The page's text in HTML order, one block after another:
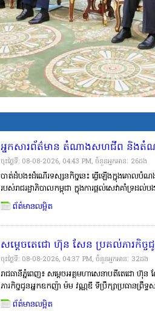
អ្នកសារព័ត៌មាន តំណាងសហជីព និងតំណ
នៅវិទ្យាស្ថានបច្ចេកវិទ្យាបាត់ដំបង ដើ
ជំនាញពីមុនរបស់បងប្អូនអតីតពលករ
ចុះថ្ងៃទី: 08-08-2026, 04:43 PM, ចំនួនអ្នកអានៈ​ 26ដង
បាត់ដំបង៖ដំណើរទស្សនកិច្ចនេះ ធ្វើឡើងក្នុងគោលបំ
របស់រាជរដ្ឋាភិបាលកម្ពុជា ក្នុងការផ្តល់សេវាគាំទ្រដ
ជំនាញពីមុន (RPL) ការផ្តល់ការបណ្តុះបណ្តាលបន្ថែម កា
ក្នុងស្រ�
ព័ត៌មានលម្អិត
សម្តេចតេជោ ហ៊ុន សែន ប្រគល់ភារកិច្
ជួសជុលអគារសិក្សាទាំងអស់ដែលជាអំ
ដែលមានសភាពចាស់ទ្រុឌទ្រោម
ចុះថ្ងៃទី: 08-08-2026, 04:37 PM, ចំនួនអ្នកអានៈ​ 32ដង
រាជធានីភ្នំពេញ៖ សម្តេចអគ្គមហាសេនាបតីតេជោ ហ៊ុ
ភារកិច្ចជូនអ្នកឧកញ៉ា ម៉ម វណ្ណឌី ទីប្រឹក្សាប្រធានព្
និវត្តជនកម្ពុជា ឱ្យទទួលបន្ទុកលើការជួសជុល និងស
ទ្រោម) នូវអគារសិក្សាទ�
ព័ត៌មានលម្អិត